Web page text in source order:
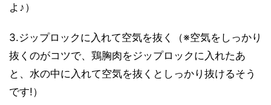
よ♪）
3.ジップロックに入れて空気を抜く（※空気をしっかり
抜くのがコツで、鶏胸肉をジップロックに入れたあ
と、水の中に入れて空気を抜くとしっかり抜けるそう
です!）